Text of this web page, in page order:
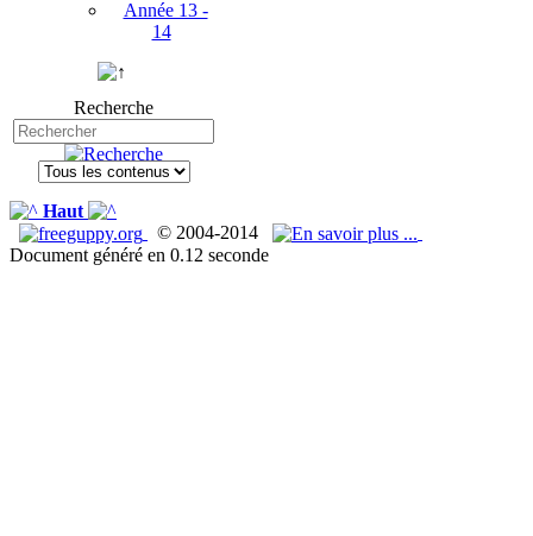
Année 13 -
14
Recherche
Haut
© 2004-2014
Document généré en 0.12 seconde